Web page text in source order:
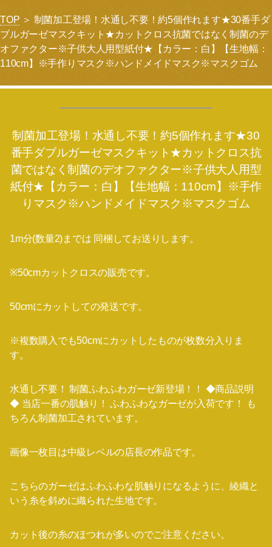
TOP ＞ 制菌加工登場！水通し不要！約5個作れます★30番手ダ
ブルガーゼマスクキット★カットクロス抗菌ではなく制菌のデ
オファクター※子供大人用型紙付★【カラー：白】【生地幅：
110cm】※手作りマスク※ハンドメイドマスク※マスクゴム
制菌加工登場！水通し不要！約5個作れます★30
番手ダブルガーゼマスクキット★カットクロス抗
菌ではなく制菌のデオファクター※子供大人用型
紙付★【カラー：白】【生地幅：110cm】※手作
りマスク※ハンドメイドマスク※マスクゴム
1m分(数量2)までは 同梱してお送りします。
※50cmカットクロスの販売です。
50cmにカットしての発送です。
※複数購入でも50cmにカットしたものが枚数分入りま
す。
水通し不要！ 制菌ふわふわガーゼ新登場！！ ◆商品説明
◆ 当店一番の肌触り！ ふわふわなガーゼが入荷です！ も
ちろん制菌加工されています。
画像一枚目は中級レベルの店長の作品です。
こちらのガーゼはふわふわな肌触りになるように、綾織と
いう糸を斜めに織られた生地です。
カット後の糸のほつれが多いのでご注意ください。